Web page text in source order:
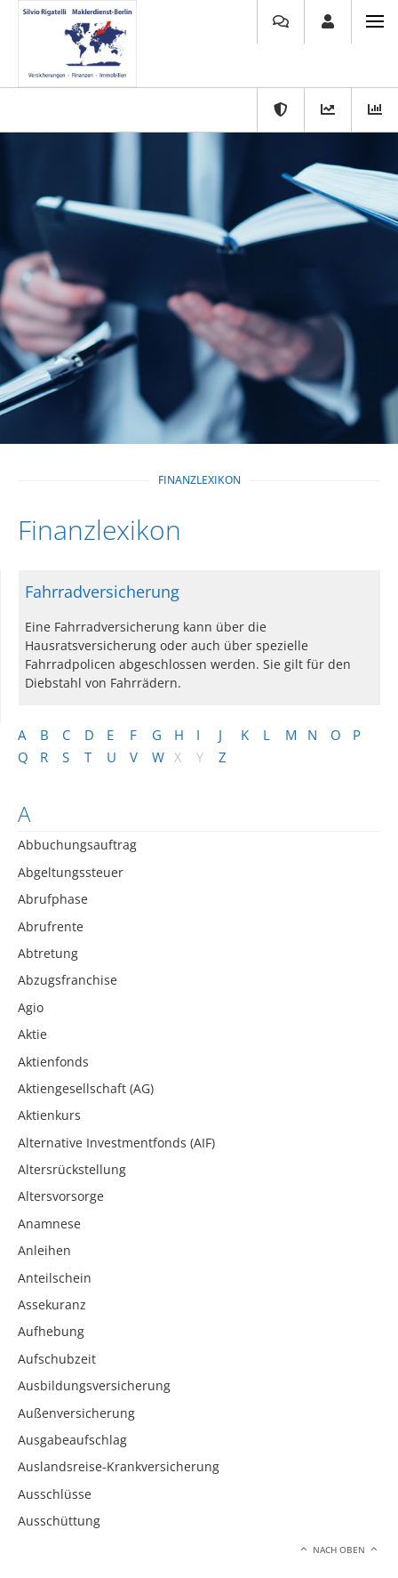
FINANZLEXIKON
Finanzlexikon
A B C D E F G H I J K L M N O
P
Q
R S T U V W X Y Z
A
Abbuchungsauftrag
Abgeltungssteuer
Abrufphase
Abrufrente
Abtretung
Abzugsfranchise
Agio
Aktie
Aktienfonds
Aktiengesellschaft (AG)
Aktienkurs
Alternative Investmentfonds (AIF)
Altersrückstellung
Altersvorsorge
Anamnese
Anleihen
Anteilschein
Assekuranz
Aufhebung
Aufschubzeit
Ausbildungsversicherung
Außenversicherung
Ausgabeaufschlag
Auslandsreise-Krankversicherung
Ausschlüsse
Ausschüttung
NACH OBEN
Fahrradversicherung
Eine Fahrradversicherung kann über die
Hausratsversicherung oder auch über spezielle
Fahrradpolicen abgeschlossen werden. Sie gilt für den
Diebstahl von Fahrrädern.